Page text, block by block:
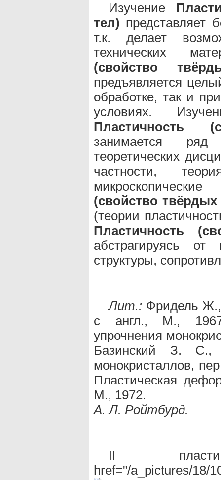
Изучение
тел) представляет
т.к. делает
технических
(свойство
предъявляется
обработке, так и
условиях.
Пластичность
занимается ряд
теоретических
частности,
(свойство твёрдых
(теории
Пластичность
абстрагируясь от
структуры,
Лит.: Фридель Ж.,
с англ., М.,
упрочнения
Базинский З. С.,
монокристаллов,
Пластическая
М., 1972.
А. Л. Ройтбурд.
II
href="/a_pictures/18/